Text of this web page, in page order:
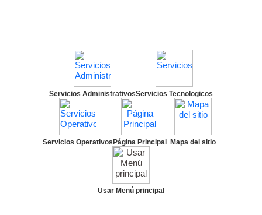
Servicios AdministrativosServicios Tecnologicos
Servicios OperativosPágina Principal Mapa del sitio
Usar Menú principal